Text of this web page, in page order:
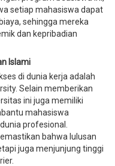
setiap mahasiswa dapat
sehingga mereka
dan kepribadian
Islami
di dunia kerja adalah
Selain memberikan
ini juga memiliki
mahasiswa
profesional.
bahwa lulusan
juga menjunjung tinggi